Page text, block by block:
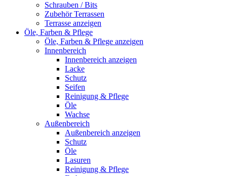
Schrauben / Bits
Zubehör Terrassen
Terrasse anzeigen
Öle, Farben & Pflege
Öle, Farben & Pflege anzeigen
Innenbereich
Innenbereich anzeigen
Lacke
Schutz
Seifen
Reinigung & Pflege
Öle
Wachse
Außenbereich
Außenbereich anzeigen
Schutz
Öle
Lasuren
Reinigung & Pflege